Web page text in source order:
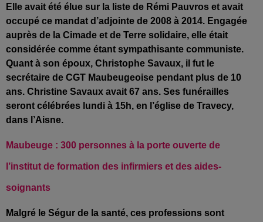
Elle avait été élue sur la liste de Rémi Pauvros et avait
occupé ce mandat d’adjointe de 2008 à 2014. Engagée
auprès de la Cimade et de Terre solidaire, elle était
considérée comme étant sympathisante communiste.
Quant à son époux, Christophe Savaux, il fut le
secrétaire de CGT Maubeugeoise pendant plus de 10
ans. Christine Savaux avait 67 ans. Ses funérailles
seront célébrées lundi à 15h, en l’église de Travecy,
dans l’Aisne.
Maubeuge : 300 personnes à la porte ouverte de
l’institut de formation des infirmiers et des aides-
soignants
Malgré le Ségur de la santé, ces professions sont